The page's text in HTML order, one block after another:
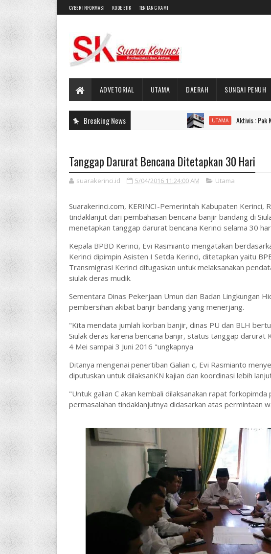
CYBER INFORMASI KODE ETIK TENTANG KAMI
ADVETORIAL UTAMA DAERAH SUNGAI PENUH
Breaking News UTAMA Aktivis : Pak KPK Sekali-
Tanggap Darurat Bencana Ditetapkan 30 Hari
suarakerinci.id 5/04/2016 11:24:00 AM Utama
Suarakerinci.com, KERINCI-Pemerintah Kabupaten Kerinci,
tindaklanjut dari pembahasan bencana banjir bandang di
menetapkan tanggap darurat bencana Kerinci selama 30
Kepala BPBD Kerinci, Evi Rasmianto mengatakan
Kerinci dipimpin Asisten I Setda Kerinci, ditetapkan yaitu
Transmigrasi Kerinci ditugaskan untuk melaksanakan
siulak deras mudik.
Sementara Dinas Pekerjaan Umun dan Badan Lingkungan
pembersihan akibat banjir bandang yang menerjang.
"Kita mendata jumlah korban banjir, dinas PU dan BLH
Siulak deras karena bencana banjir, status tanggap darurat
4 Mei sampai 3 Juni 2016 "ungkapnya
Ditanya mengenai penertiban Galian c, Evi Rasmianto
diputuskan untuk dilaksanKN kajian dan koordinasi lebih
"Untuk galian C akan kembali dilaksanakan rapat
permasalahan tindaklanjutnya didasarkan atas permintaan